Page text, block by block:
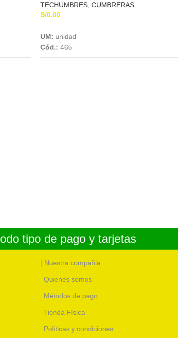
TECHUMBRES CUMBRERAS
S/0.00
UM: unidad
Cód.: 465
tipo de pago y tarjetas
| Nuestra compañia
Quienes somos
Métodos de pago
Tienda Física
Políticas y condiciones